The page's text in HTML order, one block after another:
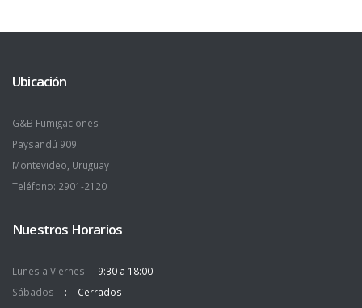
Ubicación
G&B Fumigaciones
Paysandú 909
Montevideo, Uruguay
Teléfono: 2901-2120
Nuestros Horarios
Lunes a Viernes
9:30 a 18:00
Sábados
Cerrados